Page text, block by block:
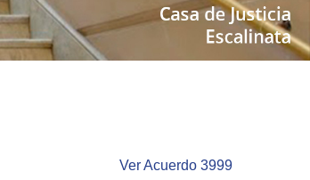
Ver Acuerdo 3999